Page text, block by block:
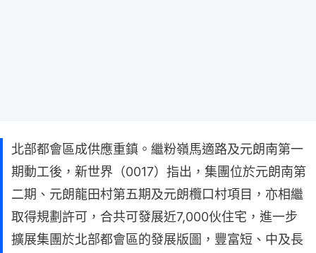
北部都會區成供應重鎮。繼粉嶺馬適路及元朗南第一
期動工後，新世界（0017）指出，集團位於元朗南第
二期、元朗龍田村第五期及元朗欖口村項目，亦相繼
取得規劃許可，合共可發展近7,000伙住宅，進一步
擴展集團於北部都會區的發展版圖，豐富短、中及長